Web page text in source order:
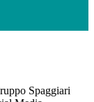
Spaggiari